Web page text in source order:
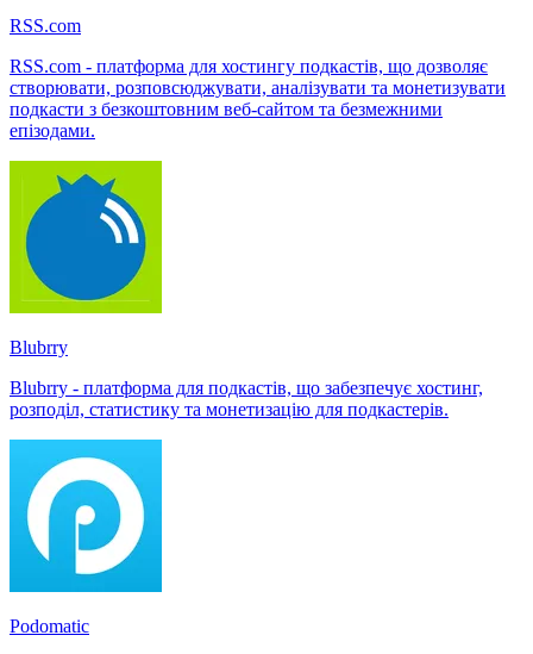
RSS.com
RSS.com - платформа для хостингу подкастів, що дозволяє
створювати, розповсюджувати, аналізувати та монетизувати
подкасти з безкоштовним веб-сайтом та безмежними
епізодами.
Blubrry
Blubrry - платформа для подкастів, що забезпечує хостинг,
розподіл, статистику та монетизацію для подкастерів.
Podomatic